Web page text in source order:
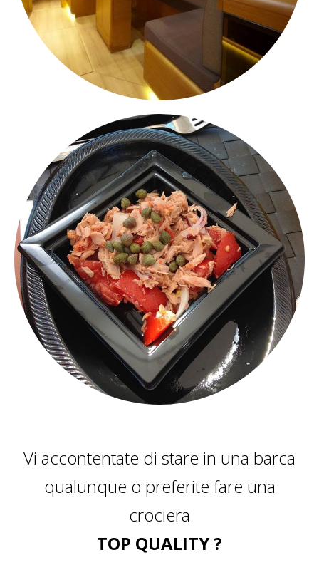
Vi accontentate di stare in una barca
qualunque o preferite fare una
crociera
TOP QUALITY ?